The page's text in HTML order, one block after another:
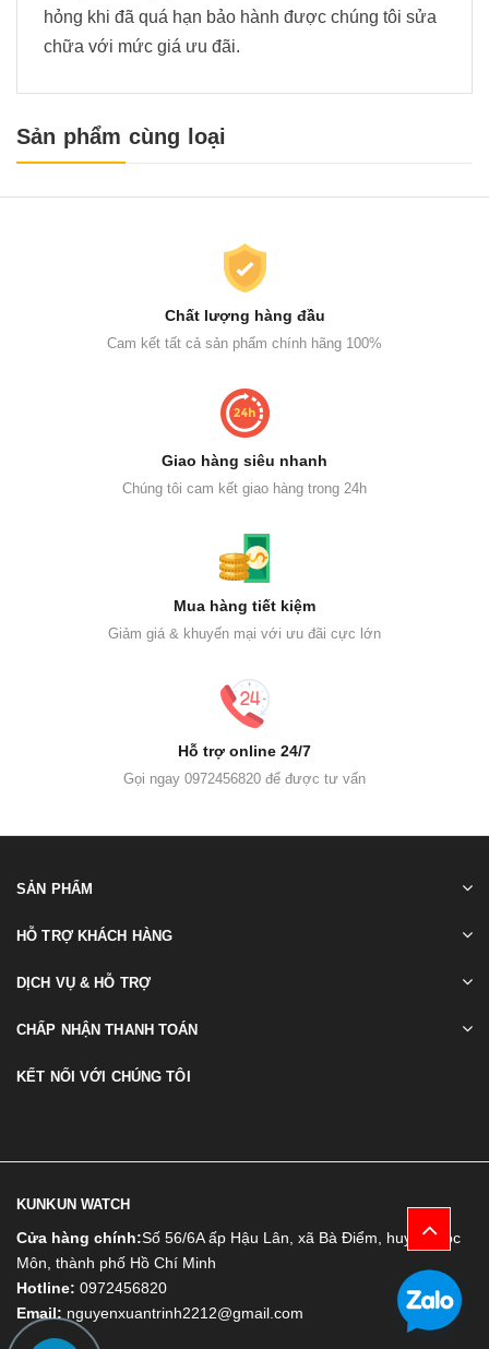
hỏng khi đã quá hạn bảo hành được chúng tôi sửa
chữa với mức giá ưu đãi.
Sản phẩm cùng loại
Chất lượng hàng đầu
Cam kết tất cả sản phẩm chính hãng 100%
Giao hàng siêu nhanh
Chúng tôi cam kết giao hàng trong 24h
Mua hàng tiết kiệm
Giảm giá & khuyến mại với ưu đãi cực lớn
Hỗ trợ online 24/7
Gọi ngay 0972456820 để được tư vấn
SẢN PHẨM
HỖ TRỢ KHÁCH HÀNG
DỊCH VỤ & HỖ TRỢ
CHẤP NHẬN THANH TOÁN
KẾT NỐI VỚI CHÚNG TÔI
KUNKUN WATCH
Cửa hàng chính:Số 56/6A ấp Hậu Lân, xã Bà Điểm, huyện Hóc
Môn, thành phố Hồ Chí Minh
Hotline: 0972456820
Email: nguyenxuantrinh2212@gmail.com